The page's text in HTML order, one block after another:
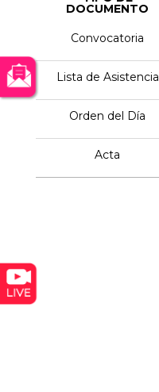
DOCUMENTO
Convocatoria
Lista de Asistencia
Orden del Día
Acta